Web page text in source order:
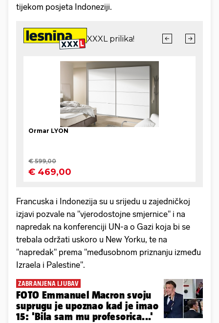
tijekom posjeta Indoneziji.
Francuska i Indonezija su u srijedu u zajedničkoj
izjavi pozvale na "vjerodostojne smjernice" i na
napredak na konferenciji UN-a o Gazi koja bi se
trebala održati uskoro u New Yorku, te na
"napredak" prema "međusobnom priznanju između
Izraela i Palestine".
ZABRANJENA LJUBAV
FOTO Emmanuel Macron svoju
suprugu je upoznao kad je imao
15: 'Bila sam mu profesorica...'